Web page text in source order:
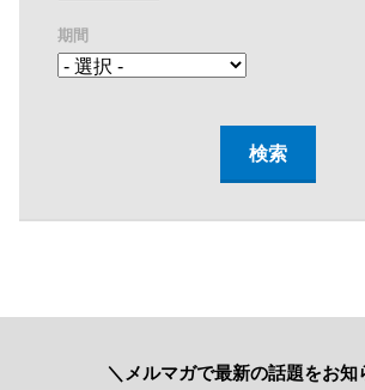
期間
＼メルマガで最新の話題をお知